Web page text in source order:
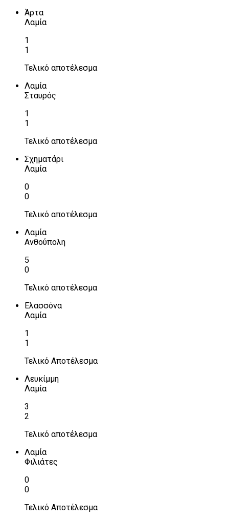
Άρτα
Λαμία
1
1
Τελικό αποτέλεσμα
Λαμία
Σταυρός
1
1
Τελικό αποτέλεσμα
Σχηματάρι
Λαμία
0
0
Τελικό αποτέλεσμα
Λαμία
Ανθούπολη
5
0
Τελικό αποτέλεσμα
Ελασσόνα
Λαμία
1
1
Τελικό Αποτέλεσμα
Λευκίμμη
Λαμία
3
2
Τελικό αποτέλεσμα
Λαμία
Φιλιάτες
0
0
Τελικό Αποτέλεσμα